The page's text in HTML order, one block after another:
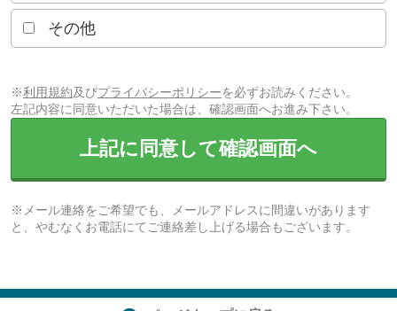
その他
※利用規約及びプライバシーポリシーを必ずお読みください。
左記内容に同意いただいた場合は、確認画面へお進み下さい。
上記に同意して確認画面へ
※メール連絡をご希望でも、メールアドレスに間違いがあります
と、やむなくお電話にてご連絡差し上げる場合もございます。